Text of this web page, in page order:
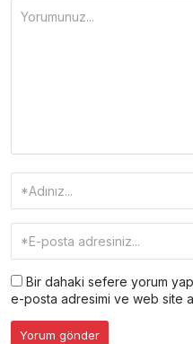
Bir dahaki sefere yorum
e-posta adresimi ve web site